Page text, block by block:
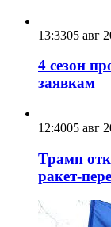
13:3305 авг
4 сезон
заявкам
12:4005 авг
Трамп
ракет-